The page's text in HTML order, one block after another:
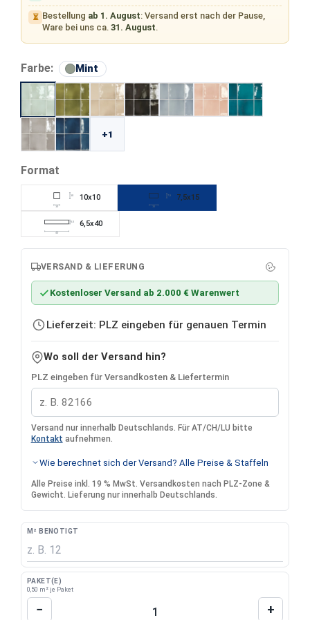
⏳ Bestellung ab 1. August: Versand erst nach der Pause,
Ware bei uns ca.31. August.
Farbe: Mint auswählen
+1
Format
10
10 10x10
15
7,5x15
40
6,5 6,5x40
VERSAND & LIEFERUNG
Kostenloser Versand ab 2.000 € Warenwert
Lieferzeit: PLZ eingeben für genauen Termin
Wo soll der Versand hin?
PLZ eingeben für Versandkosten & Liefertermin
Versand nur innerhalb Deutschlands. Für AT/CH/LU bitte
Kontakt aufnehmen.
Wie berechnet sich der Versand? Alle Preise & Staffeln
Alle Preise inkl. 19 % MwSt. Versandkosten nach PLZ-Zone &
Gewicht. Lieferung nur innerhalb Deutschlands.
M² BENÖTIGT
PAKET(E)
0,50 m² je Paket
Produkt Anzahl: Gib den gewünschten
− +